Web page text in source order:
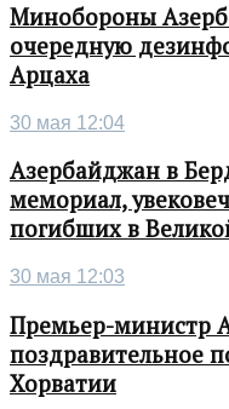
Минобороны
очередную
Арцаха
30 мая 12:04
Азербайджан в
мемориал,
погибших в
30 мая 12:03
Премьер-министр
поздравительное
Хорватии